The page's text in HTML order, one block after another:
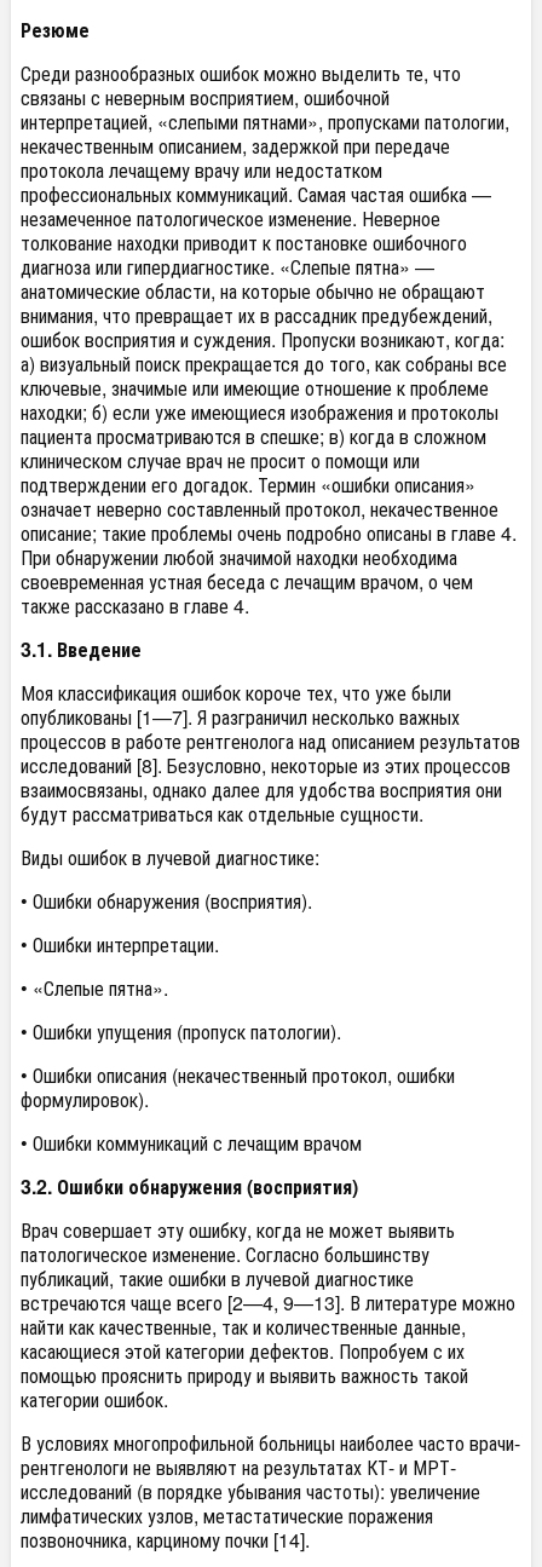
Резюме
Среди разнообразных ошибок можно выделить те, что
связаны с неверным восприятием, ошибочной
интерпретацией, «слепыми пятнами», пропусками патологии,
некачественным описанием, задержкой при передаче
протокола лечащему врачу или недостатком
профессиональных коммуникаций. Самая частая ошибка —
незамеченное патологическое изменение. Неверное
толкование находки приводит к постановке ошибочного
диагноза или гипердиагностике. «Слепые пятна» —
анатомические области, на которые обычно не обращают
внимания, что превращает их в рассадник предубеждений,
ошибок восприятия и суждения. Пропуски возникают, когда:
а) визуальный поиск прекращается до того, как собраны все
ключевые, значимые или имеющие отношение к проблеме
находки; б) если уже имеющиеся изображения и протоколы
пациента просматриваются в спешке; в) когда в сложном
клиническом случае врач не просит о помощи или
подтверждении его догадок. Термин «ошибки описания»
означает неверно составленный протокол, некачественное
описание; такие проблемы очень подробно описаны в главе 4.
При обнаружении любой значимой находки необходима
своевременная устная беседа с лечащим врачом, о чем
также рассказано в главе 4.
3.1. Введение
Моя классификация ошибок короче тех, что уже были
опубликованы [1—7]. Я разграничил несколько важных
процессов в работе рентгенолога над описанием результатов
исследований [8]. Безусловно, некоторые из этих процессов
взаимосвязаны, однако далее для удобства восприятия они
будут рассматриваться как отдельные сущности.
Виды ошибок в лучевой диагностике:
• Ошибки обнаружения (восприятия).
• Ошибки интерпретации.
• «Слепые пятна».
• Ошибки упущения (пропуск патологии).
• Ошибки описания (некачественный протокол, ошибки
формулировок).
• Ошибки коммуникаций с лечащим врачом
3.2. Ошибки обнаружения (восприятия)
Врач совершает эту ошибку, когда не может выявить
патологическое изменение. Согласно большинству
публикаций, такие ошибки в лучевой диагностике
встречаются чаще всего [2—4, 9—13]. В литературе можно
найти как качественные, так и количественные данные,
касающиеся этой категории дефектов. Попробуем с их
помощью прояснить природу и выявить важность такой
категории ошибок.
В условиях многопрофильной больницы наиболее часто врачи-
рентгенологи не выявляют на результатах КТ- и МРТ-
исследований (в порядке убывания частоты): увеличение
лимфатических узлов, метастатические поражения
позвоночника, карциному почки [14].